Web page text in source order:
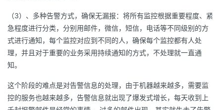
（3）、多种告警方式，确保无漏报：将所有监控根据重要程度、紧
急程度进行分类，分别用邮件，微信，短信，电话等不同级别的方
式进行通知，每个监控对应到不同的人，确保每个监控都有人处
理，并且对于重要的业务采用持续通知的方式，不处理就一直通
知。
这个阶段的难点是对告警信息的处理，由于机器越来越多，需要监
控的服务也越来越多，告警信息就出现了爆发式增长，每天收到上